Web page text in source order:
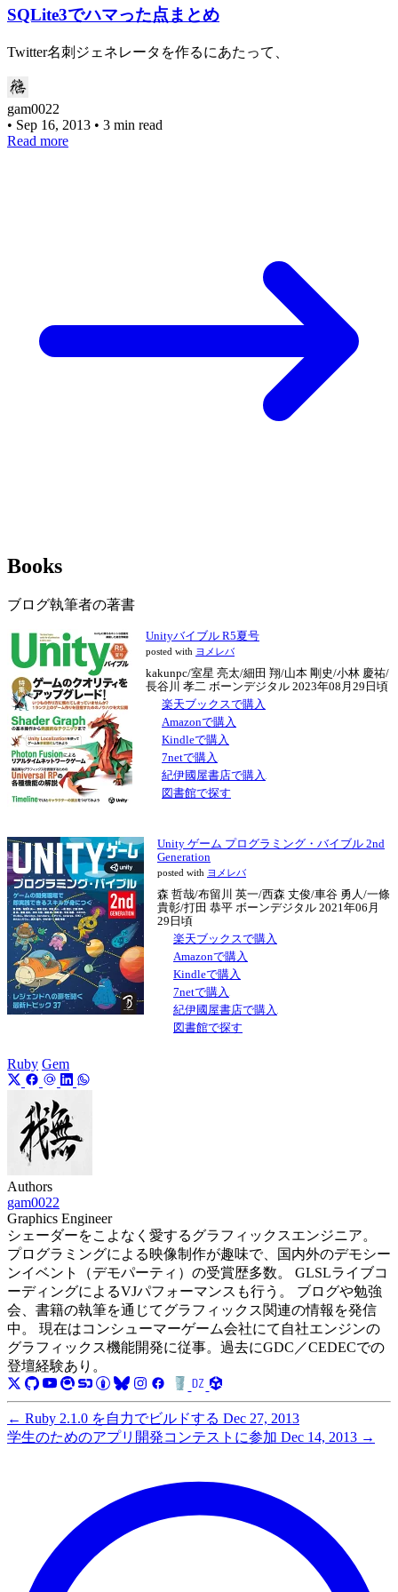
SQLite3でハマった点まとめ
Twitter名刺ジェネレータを作るにあたって、
gam0022
• Sep 16, 2013 • 3 min read
Read more
Books
ブログ執筆者の著書
Unityバイブル R5夏号
posted with ヨメレバ
kakunpc/室星 亮太/細田 翔/山本 剛史/小林 慶祐/
長谷川 孝二 ボーンデジタル 2023年08月29日頃
楽天ブックスで購入
Amazonで購入
Kindleで購入
7netで購入
紀伊國屋書店で購入
図書館で探す
Unity ゲーム プログラミング・バイブル 2nd
Generation
posted with ヨメレバ
森 哲哉/布留川 英一/西森 丈俊/車谷 勇人/一條
貴彰/打田 恭平 ボーンデジタル 2021年06月
29日頃
楽天ブックスで購入
Amazonで購入
Kindleで購入
7netで購入
紀伊國屋書店で購入
図書館で探す
Ruby Gem
Authors
gam0022
Graphics Engineer
シェーダーをこよなく愛するグラフィックスエンジニア。
プログラミングによる映像制作が趣味で、国内外のデモシー
ンイベント（デモパーティ）の受賞歴多数。 GLSLライブコ
ーディングによるVJパフォーマンスも行う。 ブログや勉強
会、書籍の執筆を通じてグラフィックス関連の情報を発信
中。 現在はコンシューマーゲーム会社にて自社エンジンの
グラフィックス機能開発に従事。過去にGDC／CEDECでの
登壇経験あり。
← Ruby 2.1.0 を自力でビルドする Dec 27, 2013
学生のためのアプリ開発コンテストに参加 Dec 14, 2013 →